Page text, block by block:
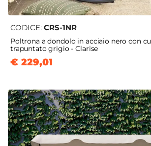
CODICE: CRS-1NR
Poltrona a dondolo in acciaio nero con
trapuntato grigio - Clarise
€ 229,01